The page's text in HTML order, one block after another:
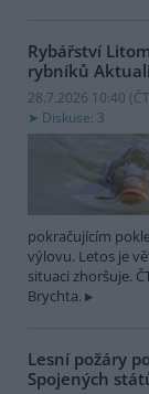
Rybářství
rybníků
28.7.2026 10:40 (
Diskuse: 3
pokračujícím
výlovu. Letos je
situaci zhoršuje.
Brychta.
Lesní požáry
Spojených